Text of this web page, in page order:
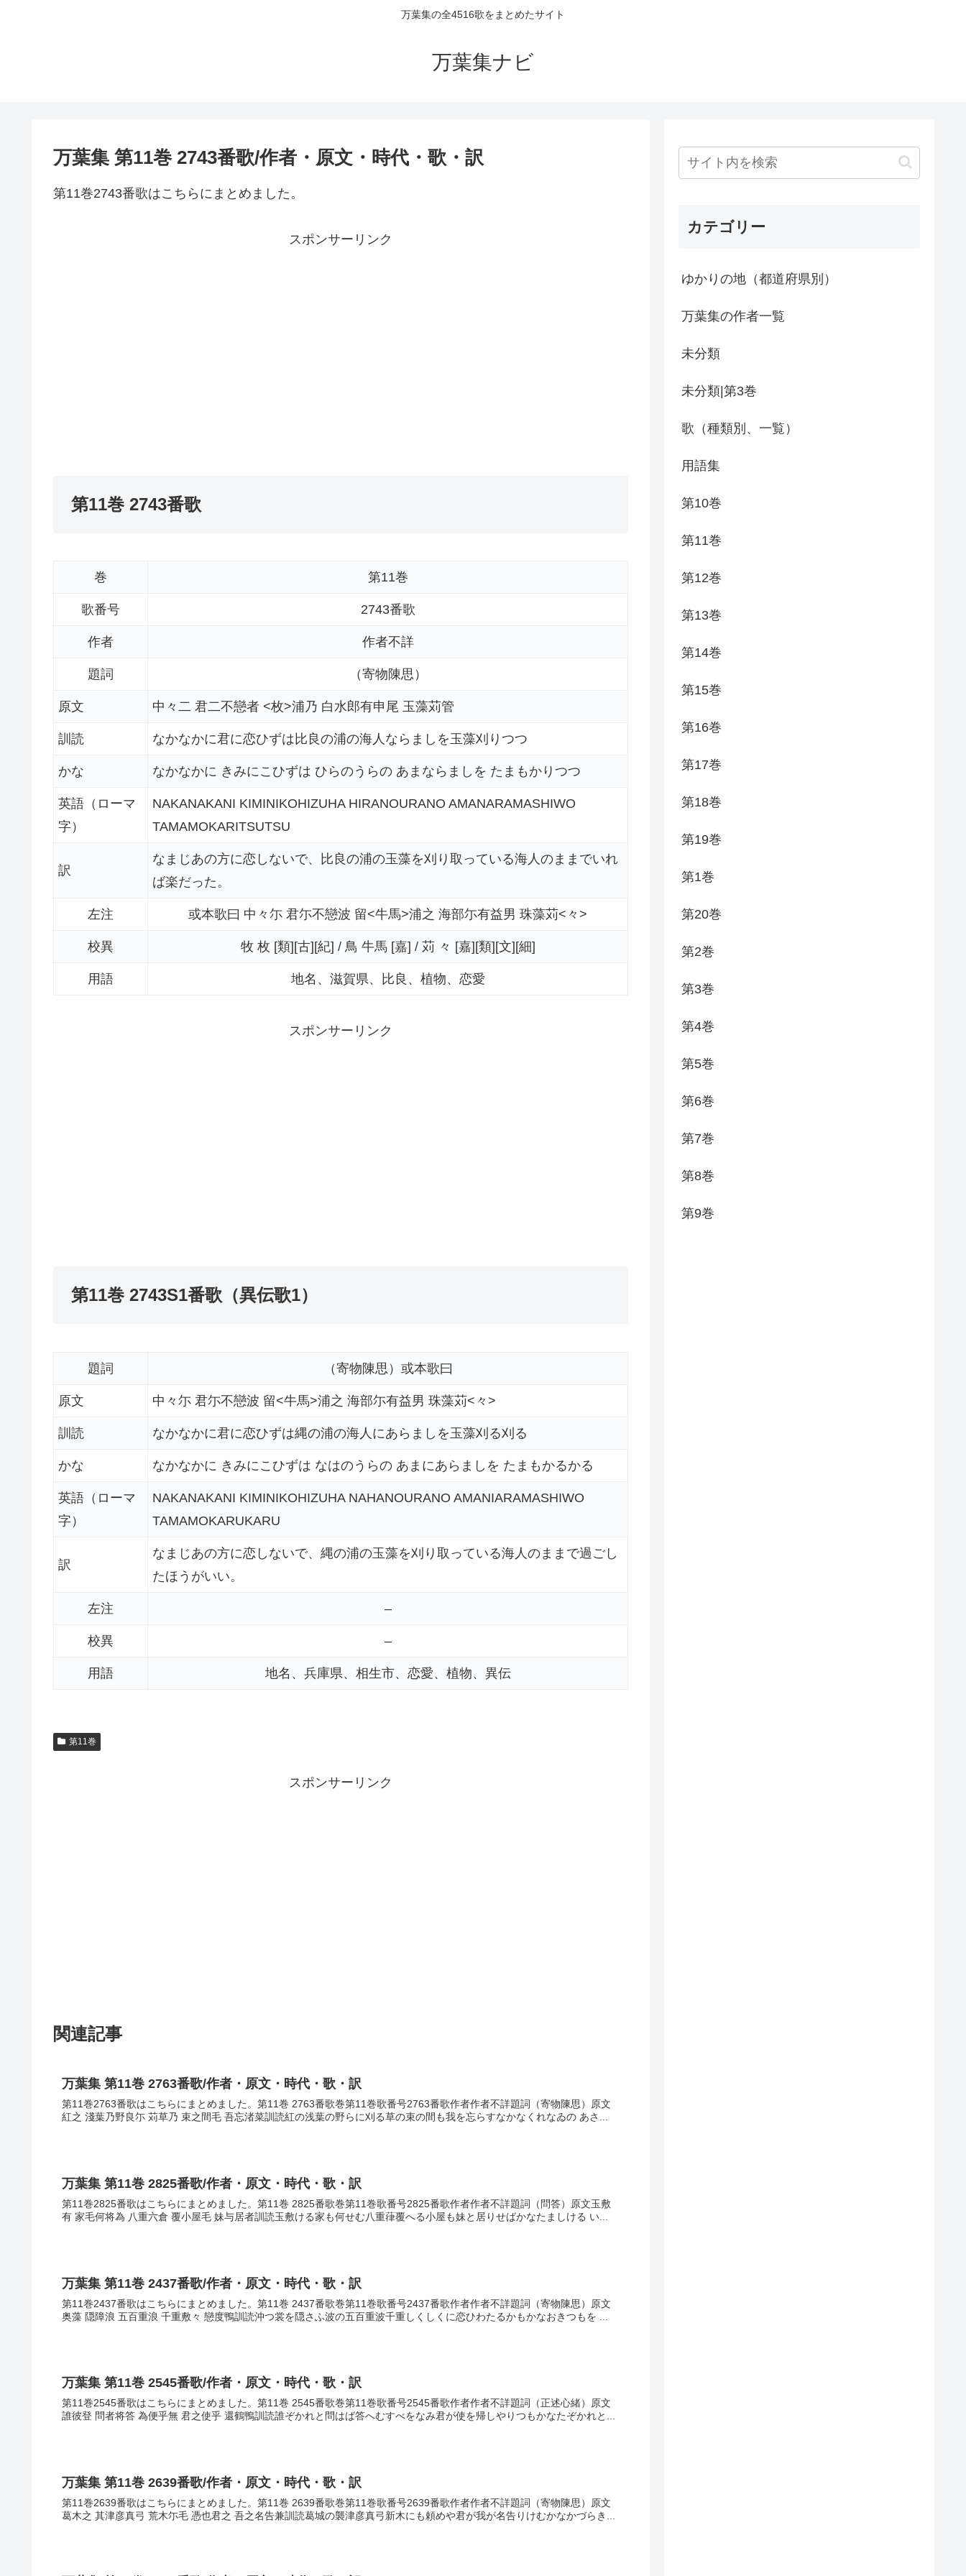
万葉集の全4516歌をまとめたサイト
万葉集ナビ
万葉集 第11巻 2743番歌/作者・原文・時代・歌・訳
第11巻2743番歌はこちらにまとめました。
スポンサーリンク
第11巻 2743番歌
巻 第11巻
歌番号 2743番歌
作者 作者不詳
題詞 （寄物陳思）
原文 中々二 君二不戀者 <枚>浦乃 白水郎有申尾 玉藻苅管
訓読 なかなかに君に恋ひずは比良の浦の海人ならましを玉藻刈りつつ
かな なかなかに きみにこひずは ひらのうらの あまならましを たまもかりつつ
英語（ローマ
字）
NAKANAKANI KIMINIKOHIZUHA HIRANOURANO AMANARAMASHIWO
TAMAMOKARITSUTSU
訳
なまじあの方に恋しないで、比良の浦の玉藻を刈り取っている海人のままでいれ
ば楽だった。
左注 或本歌曰 中々尓 君尓不戀波 留<牛馬>浦之 海部尓有益男 珠藻苅<々>
校異 牧 枚 [類][古][紀] / 鳥 牛馬 [嘉] / 苅 々 [嘉][類][文][細]
用語 地名、滋賀県、比良、植物、恋愛
スポンサーリンク
第11巻 2743S1番歌（異伝歌1）
題詞 （寄物陳思）或本歌曰
原文 中々尓 君尓不戀波 留<牛馬>浦之 海部尓有益男 珠藻苅<々>
訓読 なかなかに君に恋ひずは縄の浦の海人にあらましを玉藻刈る刈る
かな なかなかに きみにこひずは なはのうらの あまにあらましを たまもかるかる
英語（ローマ
字）
NAKANAKANI KIMINIKOHIZUHA NAHANOURANO AMANIARAMASHIWO
TAMAMOKARUKARU
訳
なまじあの方に恋しないで、縄の浦の玉藻を刈り取っている海人のままで過ごし
たほうがいい。
左注 –
校異 –
用語 地名、兵庫県、相生市、恋愛、植物、異伝
第11巻
スポンサーリンク
関連記事
万葉集 第11巻 2763番歌/作者・原文・時代・歌・訳
第11巻2763番歌はこちらにまとめました。第11巻 2763番歌巻第11巻歌番号2763番歌作者作者不詳題詞（寄物陳思）原文
紅之 淺葉乃野良尓 苅草乃 束之間毛 吾忘渚菜訓読紅の浅葉の野らに刈る草の束の間も我を忘らすなかなくれなゐの あさ...
万葉集 第11巻 2825番歌/作者・原文・時代・歌・訳
第11巻2825番歌はこちらにまとめました。第11巻 2825番歌巻第11巻歌番号2825番歌作者作者不詳題詞（問答）原文玉敷
有 家毛何将為 八重六倉 覆小屋毛 妹与居者訓読玉敷ける家も何せむ八重葎覆へる小屋も妹と居りせばかなたましける い...
万葉集 第11巻 2437番歌/作者・原文・時代・歌・訳
第11巻2437番歌はこちらにまとめました。第11巻 2437番歌巻第11巻歌番号2437番歌作者作者不詳題詞（寄物陳思）原文
奥藻 隠障浪 五百重浪 千重敷々 戀度鴨訓読沖つ裳を隠さふ波の五百重波千重しくしくに恋ひわたるかもかなおきつもを ...
万葉集 第11巻 2545番歌/作者・原文・時代・歌・訳
第11巻2545番歌はこちらにまとめました。第11巻 2545番歌巻第11巻歌番号2545番歌作者作者不詳題詞（正述心緒）原文
誰彼登 問者将答 為便乎無 君之使乎 還鶴鴨訓読誰ぞかれと問はば答へむすべをなみ君が使を帰しやりつもかなたぞかれと...
万葉集 第11巻 2639番歌/作者・原文・時代・歌・訳
第11巻2639番歌はこちらにまとめました。第11巻 2639番歌巻第11巻歌番号2639番歌作者作者不詳題詞（寄物陳思）原文
葛木之 其津彦真弓 荒木尓毛 憑也君之 吾之名告兼訓読葛城の襲津彦真弓新木にも頼めや君が我が名告りけむかなかづらき...
カテゴリー
ゆかりの地（都道府県別）
万葉集の作者一覧
未分類
未分類|第3巻
歌（種類別、一覧）
用語集
第10巻
第11巻
第12巻
第13巻
第14巻
第15巻
第16巻
第17巻
第18巻
第19巻
第1巻
第20巻
第2巻
第3巻
第4巻
第5巻
第6巻
第7巻
第8巻
第9巻